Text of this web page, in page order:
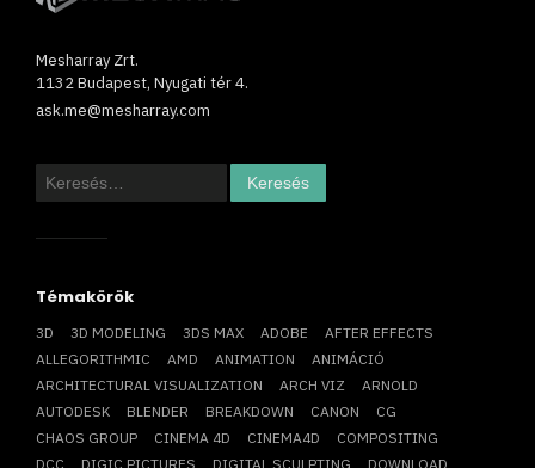
Mesharray Zrt.
1132 Budapest, Nyugati tér 4.
ask.me@mesharray.com
Keresés:
Témakörök
3D 3D MODELING 3DS MAX ADOBE
AFTER EFFECTS
ALLEGORITHMIC
AMD ANIMATION
ANIMÁCIÓ
ARCHITECTURAL VISUALIZATION
ARCH VIZ
ARNOLD
AUTODESK
BLENDER BREAKDOWN CANON
CG
CHAOS GROUP
CINEMA 4D CINEMA4D
COMPOSITING
DCC
DIGIC PICTURES DIGITAL SCULPTING
DOWNLOAD